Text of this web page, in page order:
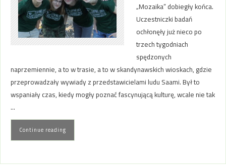
„Mozaika” dobiegły końca.
Uczestniczki badań
ochłonęły już nieco po
trzech tygodniach
spędzonych
naprzemiennie, a to w trasie, a to w skandynawskich wioskach, gdzie
przeprowadzały wywiady z przedstawicielami ludu Saami. Był to
wspaniały czas, kiedy mogły poznać fascynującą kulturę, wcale nie tak
…
Continue reading